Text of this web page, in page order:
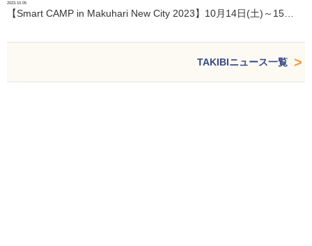
2023.10.05
【Smart CAMP in Makuhari New City 2023】10月14日(土)～15…
TAKIBIニュース一覧